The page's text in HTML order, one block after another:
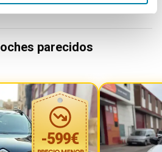
parecidos
-599€